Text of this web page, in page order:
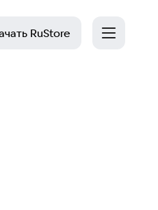
RuStore